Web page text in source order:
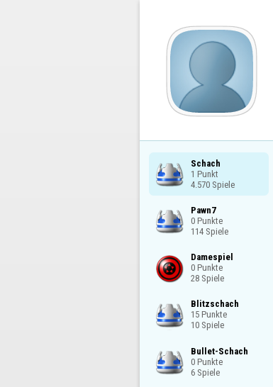
Schach
1 Punkt
4.570 Spiele
Pawn7
0 Punkte
114 Spiele
Damespiel
0 Punkte
28 Spiele
Blitzschach
15 Punkte
10 Spiele
Bullet-Schach
0 Punkte
6 Spiele